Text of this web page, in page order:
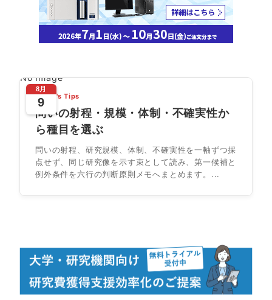
No Image
8月
9
Today's Tips
問いの射程・規模・体制・不確実性か
ら種目を選ぶ
問いの射程、研究規模、体制、不確実性を一軸ずつ採
点せず、同じ研究像を示す束として読み、第一候補と
例外条件を六行の判断原則メモへまとめます。...